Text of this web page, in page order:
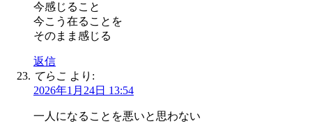
今感じること
今こう在ることを
そのまま感じる
返信
てらこ より:
2026年1月24日 13:54
一人になることを悪いと思わない